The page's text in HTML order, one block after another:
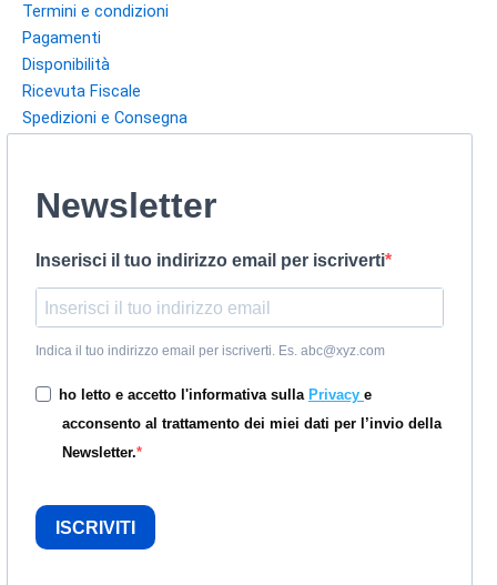
Termini e condizioni
Pagamenti
Disponibilità
Ricevuta Fiscale
Spedizioni e Consegna
Newsletter
Inserisci il tuo indirizzo email per iscriverti
Indica il tuo indirizzo email per iscriverti. Es. abc@xyz.com
ho letto e accetto l'informativa sulla Privacy e
acconsento al trattamento dei miei dati per l’invio della
Newsletter.
ISCRIVITI